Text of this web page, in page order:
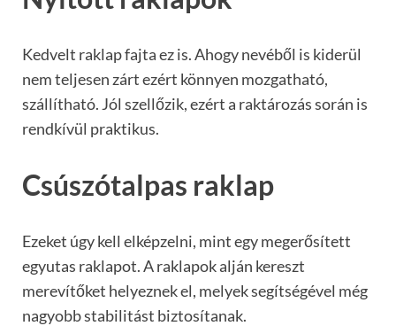
Kedvelt raklap fajta ez is. Ahogy nevéből is kiderül
nem teljesen zárt ezért könnyen mozgatható,
szállítható. Jól szellőzik, ezért a raktározás során is
rendkívül praktikus.
Csúszótalpas raklap
Ezeket úgy kell elképzelni, mint egy megerősített
egyutas raklapot. A raklapok alján kereszt
merevítőket helyeznek el, melyek segítségével még
nagyobb stabilitást biztosítanak.